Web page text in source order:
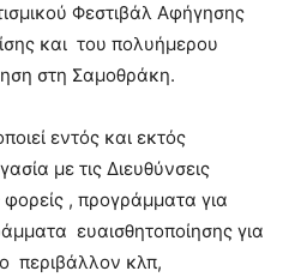
Φεστιβάλ Αφήγησης
και του πολυήμερου
στη Σαμοθράκη.
και εκτός
με τις Διευθύνσεις
, προγράμματα για
ευαισθητοποίησης για
περιβάλλον κλπ,